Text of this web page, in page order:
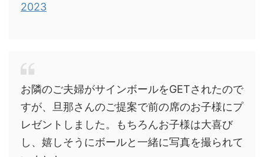
2023
お隣のご夫婦がサインボールをGETされたので
すが、旦那さんのご提案で前の席のお子様にプ
レゼントしました。もちろんお子様は大喜び
し、嬉しそうにボールと一緒に写真を撮られて